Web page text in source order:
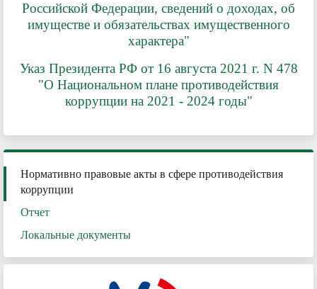
Российской Федерации, сведений о доходах, об
имуществе и обязательствах имущественного
характера"
Указ Президента РФ от 16 августа 2021 г. N 478
"О Национальном плане противодействия
коррупции на 2021 - 2024 годы"
Нормативно правовые акты в сфере противодействия
коррупции
Отчет
Локальные документы